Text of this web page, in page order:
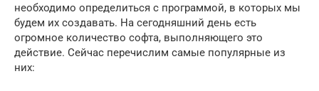
необходимо определиться с программой, в которых мы
будем их создавать. На сегодняшний день есть
огромное количество софта, выполняющего это
действие. Сейчас перечислим самые популярные из
них: